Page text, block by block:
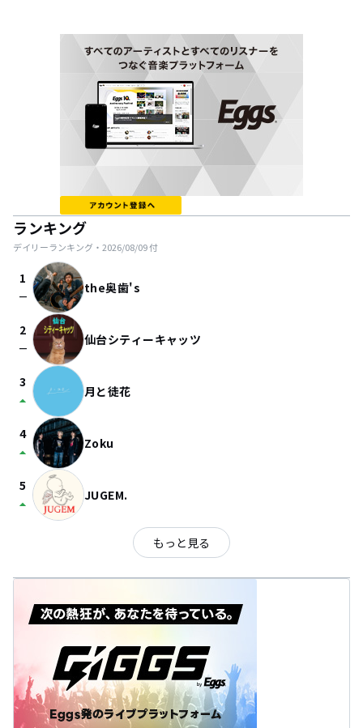
ランキング
デイリーランキング・ 2026/08/09付
1
check_indeterminate_small the奥歯's
2
check_indeterminate_small 仙台シティーキャッツ
3
arrow_drop_up 月と徒花
4
arrow_drop_up Zoku
5
arrow_drop_up JUGEM.
もっと見る